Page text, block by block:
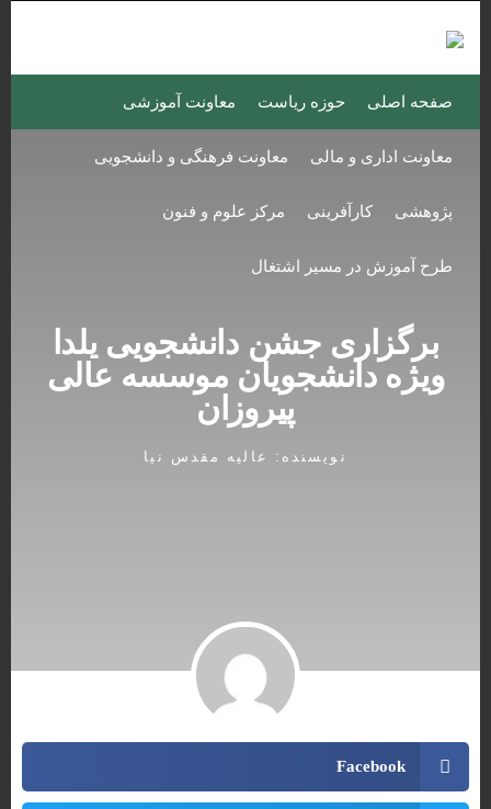
صفحه اصلی حوزه ریاست معاونت آموزشی
معاونت اداری و مالی معاونت فرهنگی و دانشجویی
پژوهشی کارآفرینی مرکز علوم و فنون
طرح آموزش در مسیر اشتغال
برگزاری جشن دانشجویی یلدا
ویژه دانشجویان موسسه عالی
پیروزان
نویسنده: عالیه مقدس نیا
Facebook